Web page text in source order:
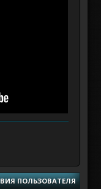
ПОЛЬЗОВАТЕЛЯ